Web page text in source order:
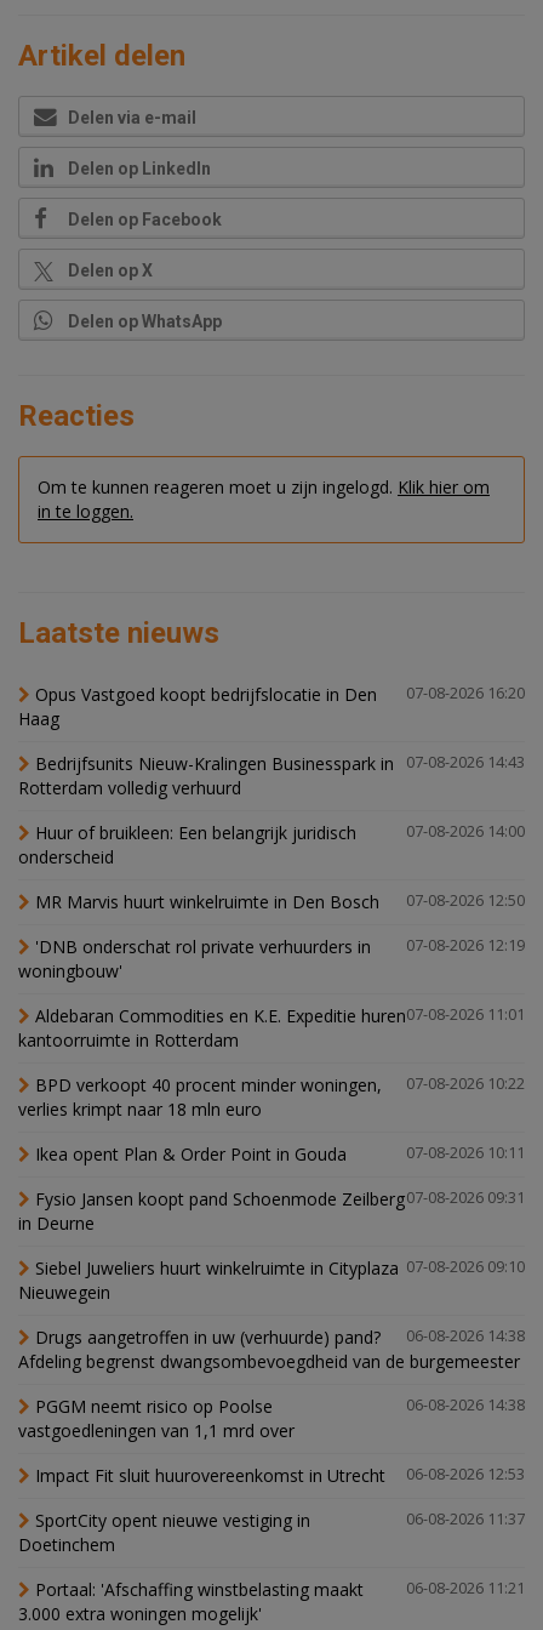
Artikel delen
Delen via e-mail
Delen op LinkedIn
Delen op Facebook
Delen op X
Delen op WhatsApp
Reacties
Om te kunnen reageren moet u zijn ingelogd. Klik hier om
in te loggen.
Laatste nieuws
07-08-2026 16:20
Opus Vastgoed koopt bedrijfslocatie in Den
Haag
07-08-2026 14:43
Bedrijfsunits Nieuw-Kralingen Businesspark in
Rotterdam volledig verhuurd
07-08-2026 14:00
Huur of bruikleen: Een belangrijk juridisch
onderscheid
07-08-2026 12:50
MR Marvis huurt winkelruimte in Den Bosch
07-08-2026 12:19
'DNB onderschat rol private verhuurders in
woningbouw'
07-08-2026 11:01
Aldebaran Commodities en K.E. Expeditie huren
kantoorruimte in Rotterdam
07-08-2026 10:22
BPD verkoopt 40 procent minder woningen,
verlies krimpt naar 18 mln euro
07-08-2026 10:11
Ikea opent Plan & Order Point in Gouda
07-08-2026 09:31
Fysio Jansen koopt pand Schoenmode Zeilberg
in Deurne
07-08-2026 09:10
Siebel Juweliers huurt winkelruimte in Cityplaza
Nieuwegein
06-08-2026 14:38
Drugs aangetroffen in uw (verhuurde) pand?
Afdeling begrenst dwangsombevoegdheid van de burgemeester
06-08-2026 14:38
PGGM neemt risico op Poolse
vastgoedleningen van 1,1 mrd over
06-08-2026 12:53
Impact Fit sluit huurovereenkomst in Utrecht
06-08-2026 11:37
SportCity opent nieuwe vestiging in
Doetinchem
06-08-2026 11:21
Portaal: 'Afschaffing winstbelasting maakt
3.000 extra woningen mogelijk'